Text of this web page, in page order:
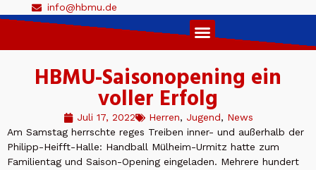
info@hbmu.de
HBMU-Saisonopening ein
voller Erfolg
Juli 17, 2022 Herren, Jugend, News
Am Samstag herrschte reges Treiben inner- und außerhalb der
Philipp-Heifft-Halle: Handball Mülheim-Urmitz hatte zum
Familientag und Saison-Opening eingeladen. Mehrere hundert